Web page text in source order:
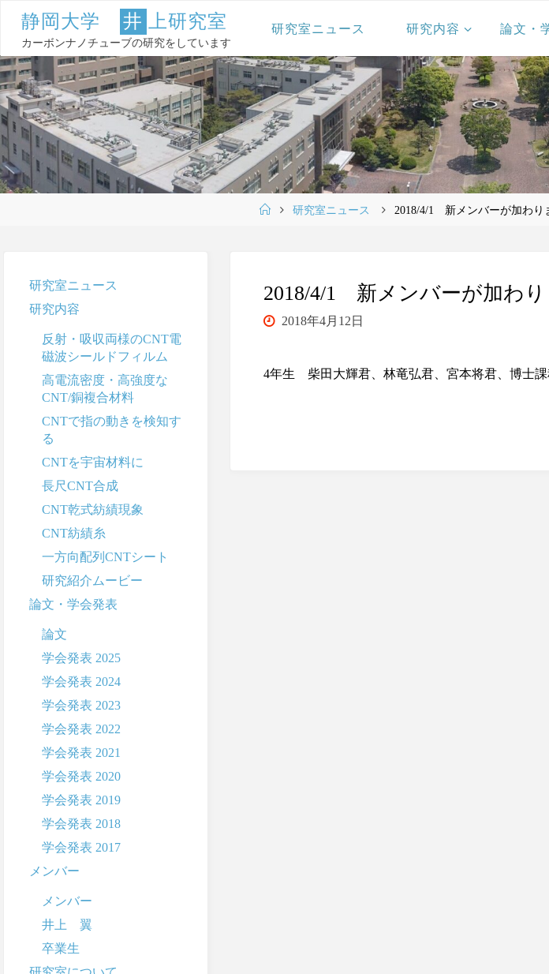
ン
ツ
へ
ス
キ
ッ
プ
静岡 大学 井 上研究室
カーボンナノチューブの研究をしています
研究室ニュース 研究内容 論文・
ホ
研究室ニュース 2018/4/1 新メンバーが加わり
2018/4/1 新メンバーが加わり
2018年4月12日
4年生 柴田大輝君、林竜弘君、宮本将君、博士
研究室ニュース
研究内容
反射・吸収両様のCNT電
磁波シールドフィルム
高電流密度・高強度な
CNT/銅複合材料
CNTで指の動きを検知す
る
CNTを宇宙材料に
長尺CNT合成
CNT乾式紡績現象
CNT紡績糸
一方向配列CNTシート
研究紹介ムービー
論文・学会発表
論文
学会発表 2025
学会発表 2024
学会発表 2023
学会発表 2022
学会発表 2021
学会発表 2020
学会発表 2019
学会発表 2018
学会発表 2017
メンバー
メンバー
井上 翼
卒業生